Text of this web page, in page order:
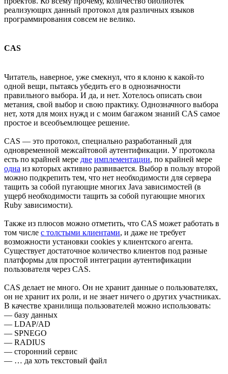
реализующих данный протокол для различных языков
программирования совсем не велико.
CAS
Читатель, наверное, уже смекнул, что я клоню к какой-то
одной вещи, пытаясь убедить его в однозначности
правильного выбора. И да, и нет. Хотелось описать свои
метания, свой выбор и свою практику. Однозначного выбора
нет, хотя для моих нужд и с моим багажом знаний CAS самое
простое и всеобъемлющее решение.
CAS — это протокол, специально разработанный для
одновременной межсайтовой аутентификации. У протокола
есть по крайней мере две имплементации, по крайней мере
одна из которых активно развивается. Выбор в пользу второй
можно подкрепить тем, что нет необходимости для сервера
тащить за собой пугающие многих Java зависимостей (в
ущерб необходимости тащить за собой пугающие многих
Ruby зависимости).
Также из плюсов можно отметить, что CAS может работать в
том числе с толстыми клиентами, и даже не требует
возможности установки cookies у клиентского агента.
Существует достаточное количество клиентов под разные
платформы для простой интеграции аутентификации
пользователя через CAS.
CAS делает не много. Он не хранит данные о пользователях,
он не хранит их роли, и не знает ничего о других участниках.
В качестве хранилища пользователей можно использовать:
— базу данных
— LDAP/AD
— SPNEGO
— RADIUS
— сторонний сервис
— … да хоть текстовый файл